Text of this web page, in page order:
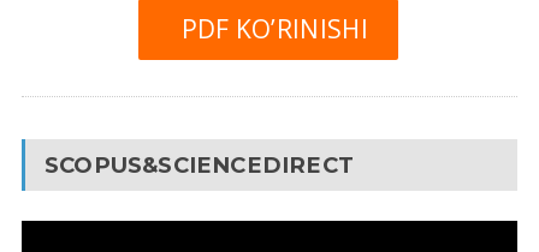
PDF KO’RINISHI
SCOPUS&SCIENCEDIRECT